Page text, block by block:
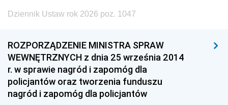
Dziennik Ustaw rok 2026 poz. 1047
ROZPORZĄDZENIE MINISTRA SPRAW
WEWNĘTRZNYCH z dnia 25 września 2014
r. w sprawie nagród i zapomóg dla
policjantów oraz tworzenia funduszu
nagród i zapomóg dla policjantów